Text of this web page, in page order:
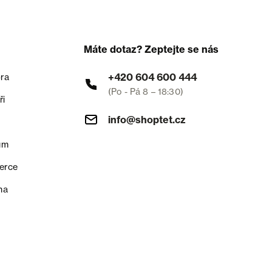
Máte dotaz? Zeptejte se nás
+420 604 600 444
(Po - Pá 8 – 18:30)
info@shoptet.cz